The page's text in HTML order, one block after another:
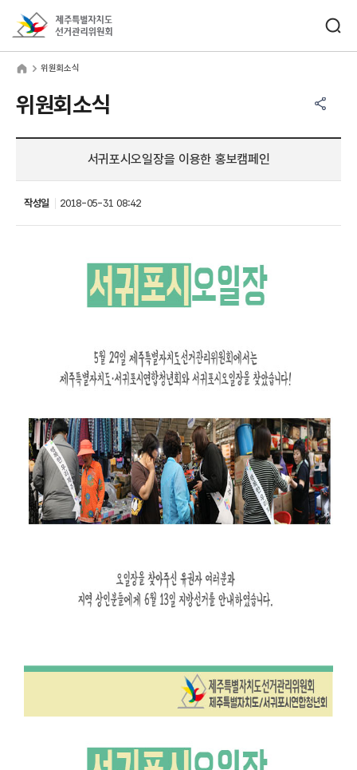
위원회소식
위원회소식
서귀포시오일장을 이용한 홍보캠페인
작성일 2018-05-31 08:42